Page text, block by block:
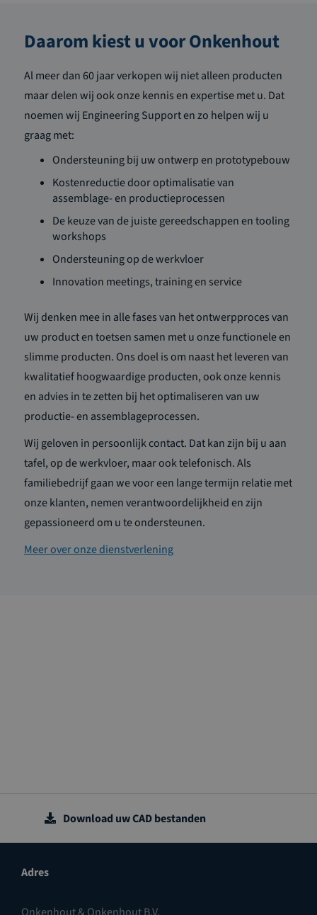
Daarom kiest u voor Onkenhout
Al meer dan 60 jaar verkopen wij niet alleen producten
maar delen wij ook onze kennis en expertise met u. Dat
noemen wij Engineering Support en zo helpen wij u
graag met:
Ondersteuning bij uw ontwerp en prototypebouw
Kostenreductie door optimalisatie van
assemblage- en productieprocessen
De keuze van de juiste gereedschappen en tooling
workshops
Ondersteuning op de werkvloer
Innovation meetings, training en service
Wij denken mee in alle fases van het ontwerpproces van
uw product en toetsen samen met u onze functionele en
slimme producten. Ons doel is om naast het leveren van
kwalitatief hoogwaardige producten, ook onze kennis
en advies in te zetten bij het optimaliseren van uw
productie- en assemblageprocessen.
Wij geloven in persoonlijk contact. Dat kan zijn bij u aan
tafel, op de werkvloer, maar ook telefonisch. Als
familiebedrijf gaan we voor een lange termijn relatie met
onze klanten, nemen verantwoordelijkheid en zijn
gepassioneerd om u te ondersteunen.
Meer over onze dienstverlening
Download uw CAD bestanden
Adres